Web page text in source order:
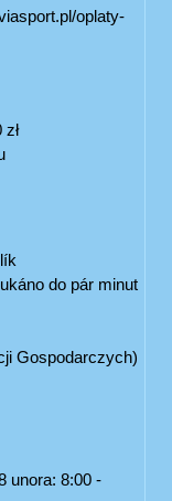
oplaty-
zł
do pár minut
Gospodarczych)
unora: 8:00 -